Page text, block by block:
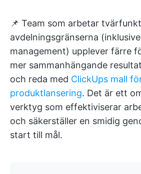
📌 Team som arbetar
avdelningsgränserna
management) upplever färre
mer sammanhängande
och reda med ClickUps mall
produktlansering. Det är ett
verktyg som effektiviserar
och säkerställer en smidig
start till mål.